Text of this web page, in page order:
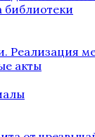
библиотеки
Реализация
акты